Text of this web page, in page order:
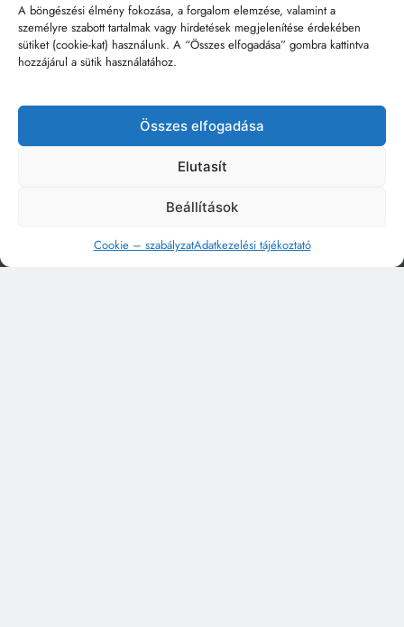
A böngészési élmény fokozása, a forgalom elemzése, valamint a
személyre szabott tartalmak vagy hirdetések megjelenítése érdekében
sütiket (cookie-kat) használunk. A “Összes elfogadása” gombra kattintva
hozzájárul a sütik használatához.
Összes elfogadása
Elutasít
Beállítások
Cookie – szabályzatAdatkezelési tájékoztató